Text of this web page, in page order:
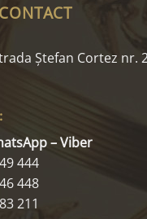
Ştefan Cortez nr.
– Viber
444
448
211